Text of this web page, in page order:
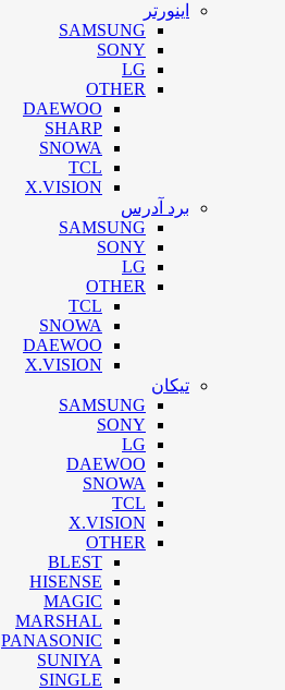
اینورتر
SAMSUNG
SONY
LG
OTHER
DAEWOO
SHARP
SNOWA
TCL
X.VISION
برد آدرس
SAMSUNG
SONY
LG
OTHER
TCL
SNOWA
DAEWOO
X.VISION
تیکان
SAMSUNG
SONY
LG
DAEWOO
SNOWA
TCL
X.VISION
OTHER
BLEST
HISENSE
MAGIC
MARSHAL
PANASONIC
SUNIYA
SINGLE